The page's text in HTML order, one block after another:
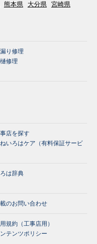
熊本県 大分県 宮崎県
り修理
修理
店を探す
いろはケア（有料保証サービ
は辞典
のお問い合わせ
規約（工事店用）
テンツポリシー